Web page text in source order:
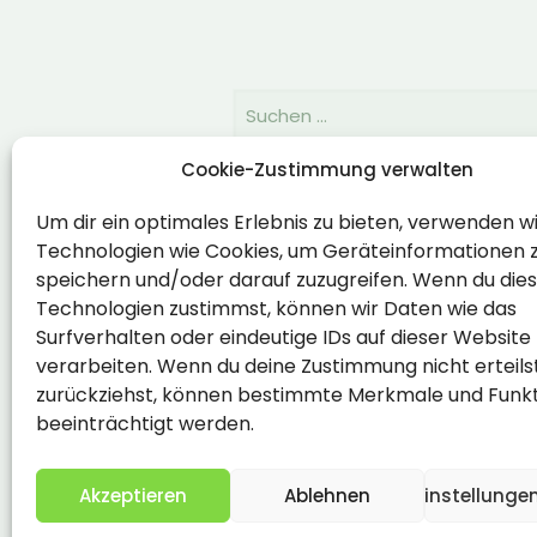
Cookie-Zustimmung verwalten
Um dir ein optimales Erlebnis zu bieten, verwenden
Technologien wie Cookies, um Geräteinformationen
speichern und/oder darauf zuzugreifen. Wenn du
Technologien zustimmst, können wir Daten wie das
Surfverhalten oder eindeutige IDs auf dieser Website
verarbeiten. Wenn du deine Zustimmung nicht
zurückziehst, können bestimmte Merkmale und
beeinträchtigt werden.
Akzeptieren Ablehnen
Impressum
Datenschutzerklärung
Cookie-Richtlinie (EU)